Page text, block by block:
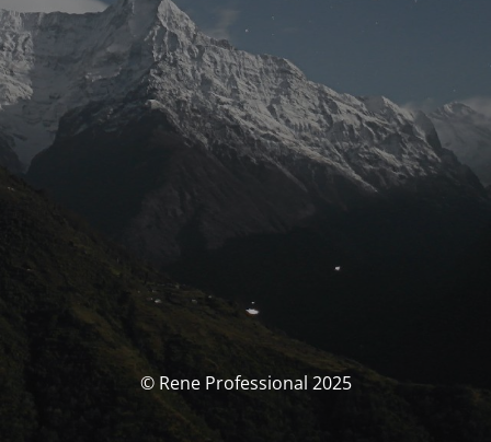
© Rene Professional 2025